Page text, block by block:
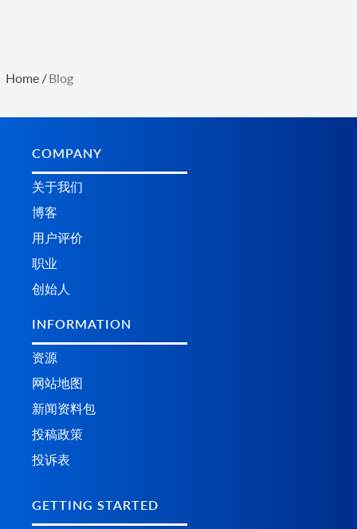
Home /Blog
COMPANY
关于我们
博客
用户评价
职业
创始人
INFORMATION
资源
网站地图
新闻资料包
投稿政策
投诉表
GETTING STARTED